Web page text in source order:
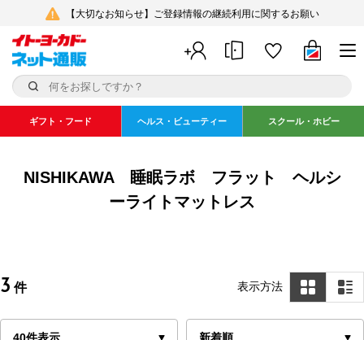
【大切なお知らせ】ご登録情報の継続利用に関するお願い
ギフト・フード ヘルス・ビューティー スクール・ホビー
NISHIKAWA 睡眠ラボ フラット ヘルシ
ーライトマットレス
3 件 表示方法